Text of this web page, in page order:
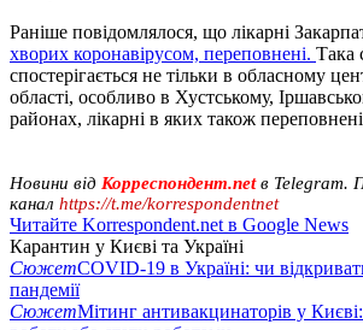
Раніше повідомлялося, що лікарні
хворих коронавірусом, переповнені. Така
спостерігається не тільки в обласному
області, особливо в Хустському,
районах, лікарні в яких також
Новини від Корреспондент.netв Telegram.
канал https://t.me/korrespondentnet
Читайте Korrespondent.net в Google News
Карантин у Києві та Україні
СюжетCOVID-19 в Україні: чи
пандемії
СюжетМітинг антивакцинаторів у